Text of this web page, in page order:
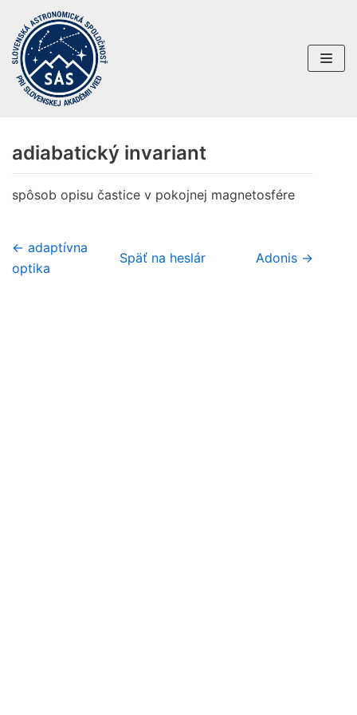
Preskočiť
na
obsah
adiabatický invariant
spôsob opisu častice v pokojnej magnetosfére
← adaptívna
optika
Späť na heslár Adonis →